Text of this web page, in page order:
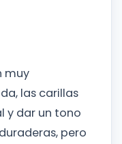
muy
las carillas
y dar un tono
pero